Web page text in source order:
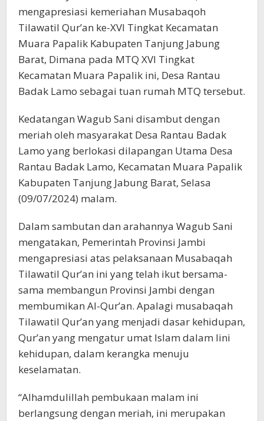
mengapresiasi kemeriahan Musabaqoh
Tilawatil Qur’an ke-XVI Tingkat Kecamatan
Muara Papalik Kabupaten Tanjung Jabung
Barat, Dimana pada MTQ XVI Tingkat
Kecamatan Muara Papalik ini, Desa Rantau
Badak Lamo sebagai tuan rumah MTQ tersebut.
Kedatangan Wagub Sani disambut dengan
meriah oleh masyarakat Desa Rantau Badak
Lamo yang berlokasi dilapangan Utama Desa
Rantau Badak Lamo, Kecamatan Muara Papalik
Kabupaten Tanjung Jabung Barat, Selasa
(09/07/2024) malam.
Dalam sambutan dan arahannya Wagub Sani
mengatakan, Pemerintah Provinsi Jambi
mengapresiasi atas pelaksanaan Musabaqah
Tilawatil Qur’an ini yang telah ikut bersama-
sama membangun Provinsi Jambi dengan
membumikan Al-Qur’an. Apalagi musabaqah
Tilawatil Qur’an yang menjadi dasar kehidupan,
Qur’an yang mengatur umat Islam dalam lini
kehidupan, dalam kerangka menuju
keselamatan.
“Alhamdulillah pembukaan malam ini
berlangsung dengan meriah, ini merupakan